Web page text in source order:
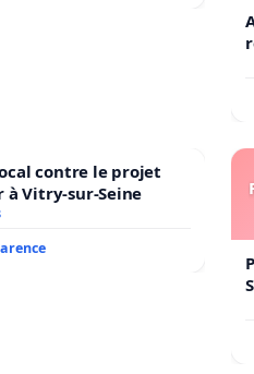
contre le projet
Vitry-sur-Seine